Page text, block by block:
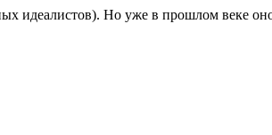
Но уже в прошлом веке